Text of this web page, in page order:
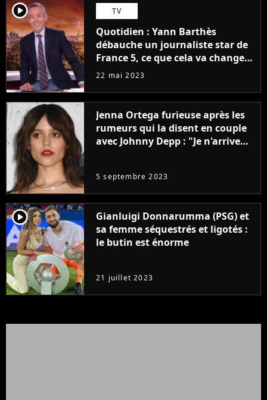
player2 TV
Quotidien : Yann Barthès
débauche un journaliste star de
France 5, ce que cela va changer
à la rentrée
22 mai 2023
Jenna Ortega furieuse après les
rumeurs qui la disent en couple
avec Johnny Depp : "Je n'arrive
5 septembre 2023
player2
Gianluigi Donnarumma (PSG) et
sa femme séquestrés et ligotés :
le butin est énorme
21 juillet 2023